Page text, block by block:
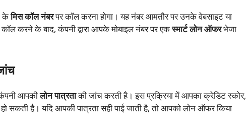
केमिस कॉल नंबरपर कॉल करना होगा। यह नंबर आमतौर पर उनके वेबसाइट या
कॉल करने के बाद, कंपनी द्वारा आपके मोबाइल नंबर पर एकस्मार्ट लोन ऑफरभेजा
आपकीलोन पात्रताकी जांच करती है। इस प्रक्रिया में आपका क्रेडिट स्कोर,
सकती है। यदि आपकी पात्रता सही पाई जाती है, तो आपको लोन ऑफर किया